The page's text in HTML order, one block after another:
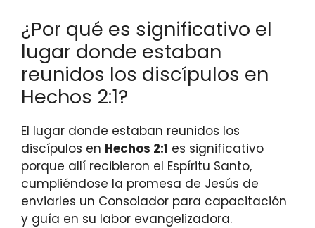
¿Por qué es significativo el
lugar donde estaban
reunidos los discípulos en
Hechos 2:1?
El lugar donde estaban reunidos los
discípulos en Hechos 2:1 es significativo
porque allí recibieron el Espíritu Santo,
cumpliéndose la promesa de Jesús de
enviarles un Consolador para capacitación
y guía en su labor evangelizadora.